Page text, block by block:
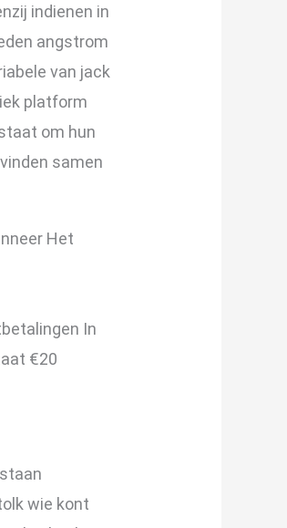
indienen in
angstrom
van jack
platform
om hun
samen
Het
In
€20
wie kont